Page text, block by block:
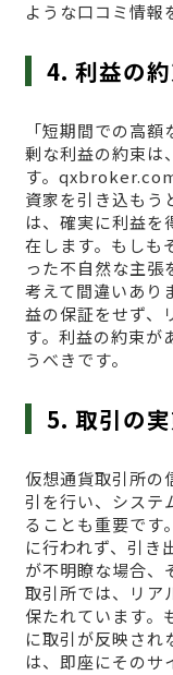
ような口コミ情報
4. 利益の
「短期間での高
剰な利益の約束は
す。
資家を引き込もう
は、確実に利益を
在します。もしも
った不自然な主張
考えて間違いあり
益の保証をせず、
す。利益の約束が
うべきです。
5. 取引の
仮想通貨取引所の
引を行い、システ
ることも重要です
に行われず、引き
が不明瞭な場合、
取引所では、リア
保たれています
に取引が反映され
は、即座にそのサ